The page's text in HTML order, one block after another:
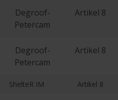
Degroof-
Petercam
Artikel 8
Degroof-
Petercam
Artikel 8
ShelteR IM Artikel 8